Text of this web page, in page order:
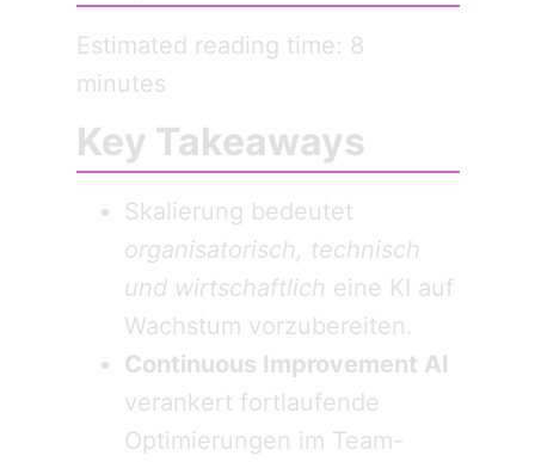
Estimated reading time: 8
minutes
Key Takeaways
Skalierung bedeutet
organisatorisch, technisch
und wirtschaftlich eine KI auf
Wachstum vorzubereiten.
Continuous Improvement AI
verankert fortlaufende
Optimierungen im Team-